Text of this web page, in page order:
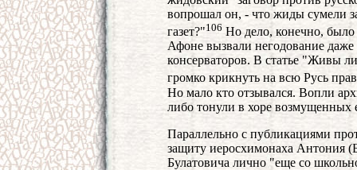
вопрошал он, - что жиды сумели
газет?"106 Но дело, конечно,
Афоне вызвали негодование
консерваторов. В статье "Живы
громко крикнуть на всю Русь
Но мало кто отзывался. Вопли
либо тонули в хоре возмущенных
Параллельно с публикациями
защиту иеросхимонаха Антония
Булатовича лично "еще со